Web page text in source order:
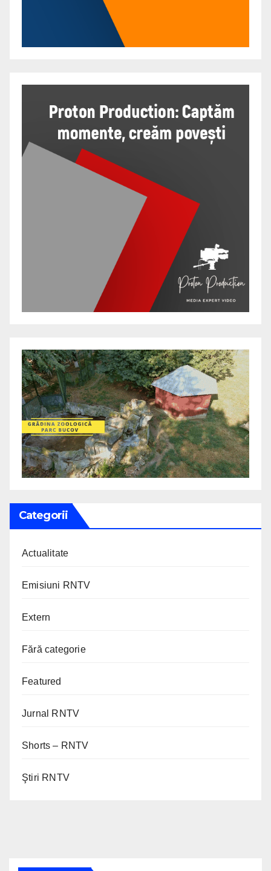
Categorii
Actualitate
Emisiuni RNTV
Extern
Fără categorie
Featured
Jurnal RNTV
Shorts – RNTV
Ştiri RNTV